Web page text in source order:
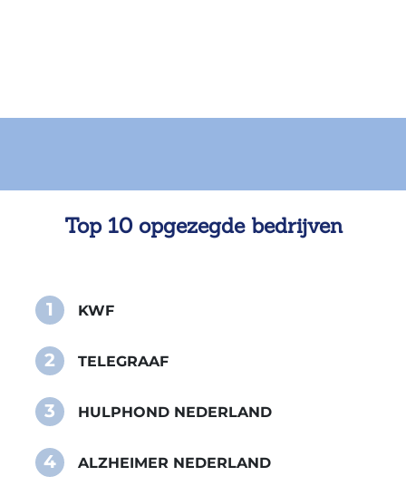
Top 10 opgezegde bedrijven
1 KWF
2 TELEGRAAF
3 HULPHOND NEDERLAND
4 ALZHEIMER NEDERLAND